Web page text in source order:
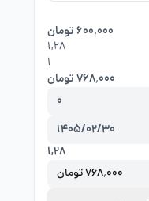
۶۰۰٬۰۰۰ تومان
۱,۲۸
1
۷۶۸٬۰۰۰ تومان
0
1405/02/30
۱,۲۸
۷۶۸٬۰۰۰ تومان